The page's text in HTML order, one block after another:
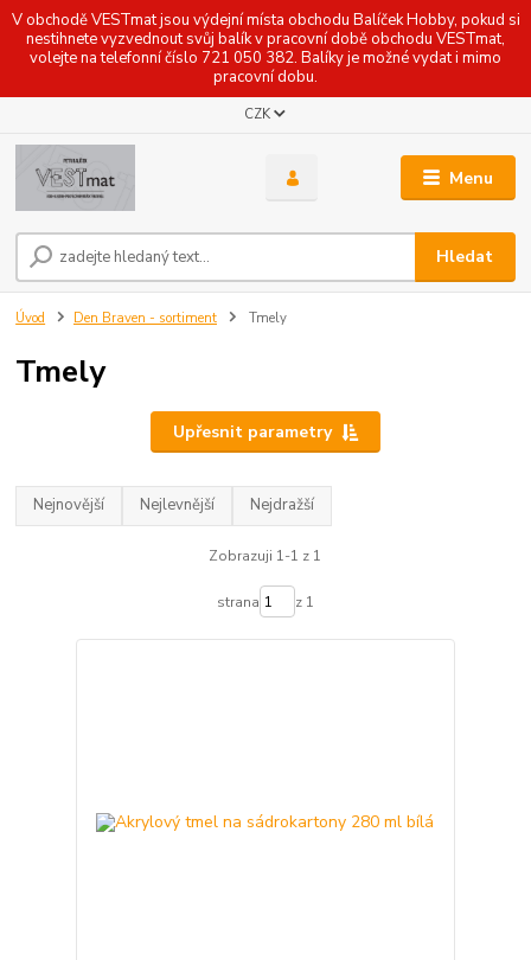
V obchodě VESTmat jsou výdejní místa obchodu Balíček Hobby, pokud si
nestihnete vyzvednout svůj balík v pracovní době obchodu VESTmat,
volejte na telefonní číslo 721 050 382. Balíky je možné vydat i mimo
pracovní dobu.
Menu
CZK
Hledat
Úvod Den Braven - sortiment Tmely
Tmely
Upřesnit parametry
Nejnovější Nejlevnější Nejdražší
Zobrazuji 1-1 z 1
strana z 1